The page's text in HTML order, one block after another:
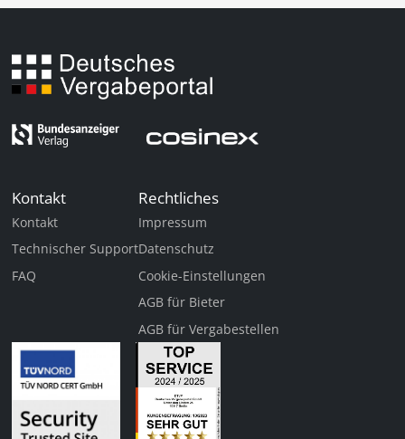
Kontakt
Kontakt
Technischer Support
FAQ
Rechtliches
Impressum
Datenschutz
Cookie-Einstellungen
AGB für Bieter
AGB für Vergabestellen